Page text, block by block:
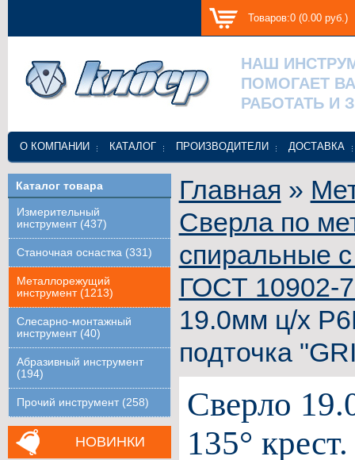
Товаров:0 (0.00 руб.)
НАШ
ПОМОГАЕТ
РАБОТАТЬ И
О КОМПАНИИ КАТАЛОГ ПРОИЗВОДИТЕЛИ ДОСТАВКА
Каталог товара
Измерительный
инструмент (437)
Станочная оснастка (331)
Металлорежущий
инструмент (1213)
Слесарно-монтажный
инструмент (40)
Абразивный инструмент
(194)
Прочий инструмент (258)
НОВИНКИ
Главная »
Сверла по
спиральные
ГОСТ 10902-
19.0мм ц/х
подточка
Сверло
135°